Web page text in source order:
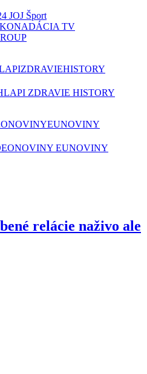
JOJ Šport
NADÁCIA TV
ZDRAVIEHISTORY
ZDRAVIE HISTORY
EUNOVINY
EUNOVINY
relácie naživo ale